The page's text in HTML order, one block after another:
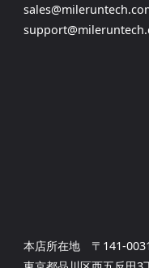
本店所在地 〒141-